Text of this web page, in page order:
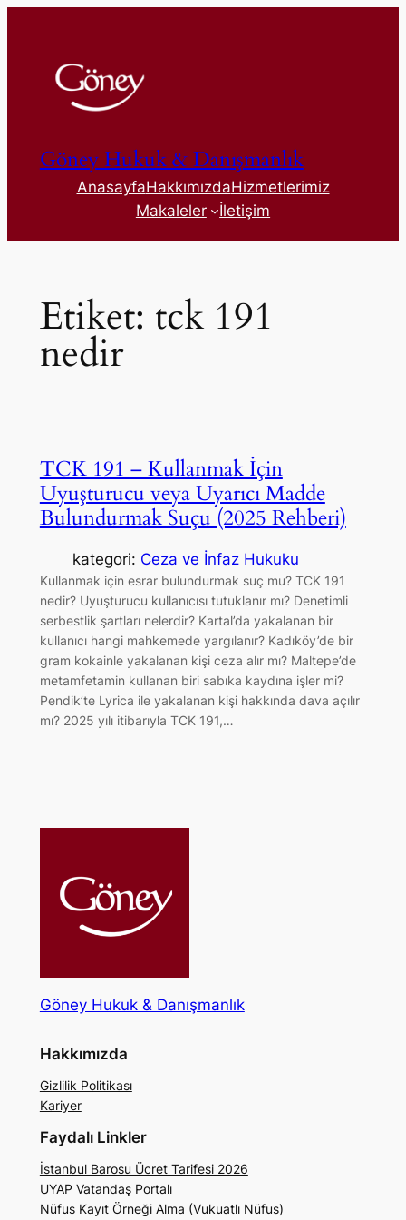
Göney Hukuk & Danışmanlık
AnasayfaHakkımızdaHizmetlerimiz
Makaleler
İletişim
Etiket: tck 191
nedir
TCK 191 – Kullanmak İçin
Uyuşturucu veya Uyarıcı Madde
Bulundurmak Suçu (2025 Rehberi)
kategori: Ceza ve İnfaz Hukuku
Kullanmak için esrar bulundurmak suç mu? TCK 191
nedir? Uyuşturucu kullanıcısı tutuklanır mı? Denetimli
serbestlik şartları nelerdir? Kartal’da yakalanan bir
kullanıcı hangi mahkemede yargılanır? Kadıköy’de bir
gram kokainle yakalanan kişi ceza alır mı? Maltepe’de
metamfetamin kullanan biri sabıka kaydına işler mi?
Pendik’te Lyrica ile yakalanan kişi hakkında dava açılır
mı? 2025 yılı itibarıyla TCK 191,…
Göney Hukuk & Danışmanlık
Hakkımızda
Gizlilik Politikası
Kariyer
Faydalı Linkler
İstanbul Barosu Ücret Tarifesi 2026
UYAP Vatandaş Portalı
Nüfus Kayıt Örneği Alma (Vukuatlı Nüfus)